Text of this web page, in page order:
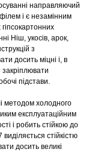
направляючий
і є незамінним
Ніш, укосів, арок,
з
досить міцні і, в
закріплювати
підстави.
методом холодного
експлуатаційним
і робить стійкою до
стійкістю
досить великі